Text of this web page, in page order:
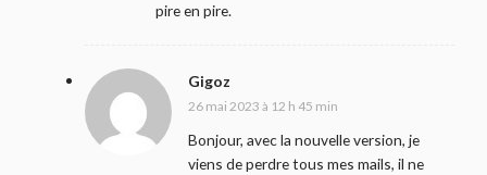
pire en pire.
Gigoz
26 mai 2023 à 12 h 45 min
Bonjour, avec la nouvelle version, je
viens de perdre tous mes mails, il ne